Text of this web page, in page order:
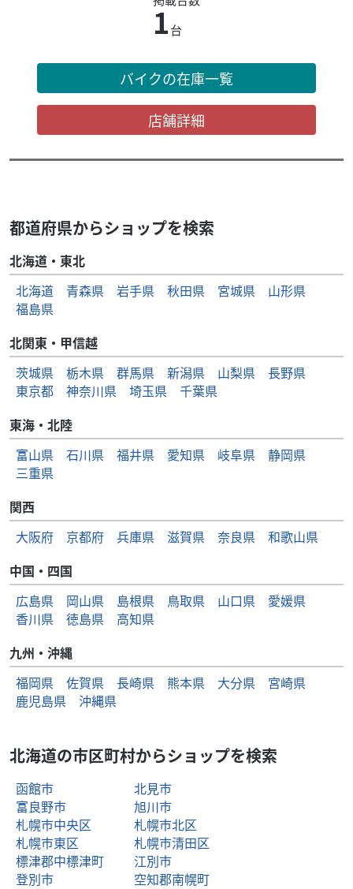
1台
バイクの在庫一覧
店舗詳細
都道府県からショップを検索
北海道・東北
北海道
青森県 岩手県 秋田県 宮城県
山形県
福島県
北関東・甲信越
茨城県
栃木県 群馬県 新潟県 山梨県
長野県
東京都
神奈川県 埼玉県
千葉県
東海・北陸
富山県
石川県 福井県 愛知県 岐阜県
静岡県
三重県
関西
大阪府
京都府 兵庫県 滋賀県 奈良県
和歌山県
中国・四国
広島県
岡山県 島根県 鳥取県 山口県
愛媛県
香川県
徳島県
高知県
九州・沖縄
福岡県
佐賀県 長崎県 熊本県 大分県
宮崎県
鹿児島県
沖縄県
北海道の市区町村からショップを検索
函館市
北見市
富良野市
旭川市
札幌市中央区
札幌市北区
札幌市東区
札幌市清田区
標津郡中標津町
江別市
登別市
空知郡南幌町